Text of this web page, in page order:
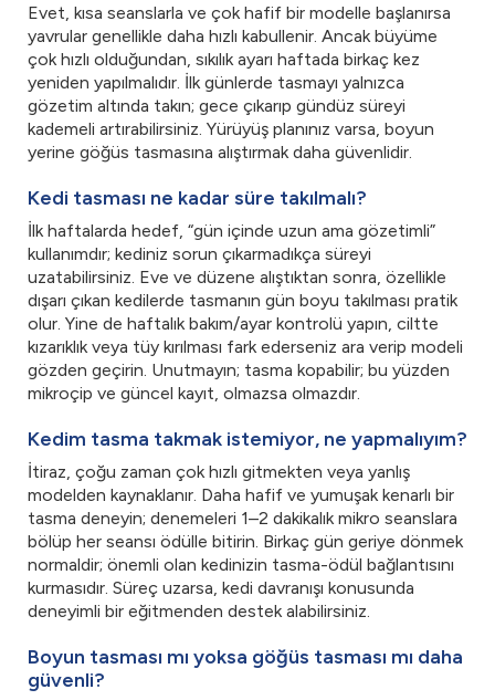
Evet, kısa seanslarla ve çok hafif bir modelle başlanırsa
yavrular genellikle daha hızlı kabullenir. Ancak büyüme
çok hızlı olduğundan, sıkılık ayarı haftada birkaç kez
yeniden yapılmalıdır. İlk günlerde tasmayı yalnızca
gözetim altında takın; gece çıkarıp gündüz süreyi
kademeli artırabilirsiniz. Yürüyüş planınız varsa, boyun
yerine göğüs tasmasına alıştırmak daha güvenlidir.
Kedi tasması ne kadar süre takılmalı?
İlk haftalarda hedef, “gün içinde uzun ama gözetimli”
kullanımdır; kediniz sorun çıkarmadıkça süreyi
uzatabilirsiniz. Eve ve düzene alıştıktan sonra, özellikle
dışarı çıkan kedilerde tasmanın gün boyu takılması pratik
olur. Yine de haftalık bakım/ayar kontrolü yapın, ciltte
kızarıklık veya tüy kırılması fark ederseniz ara verip modeli
gözden geçirin. Unutmayın; tasma kopabilir; bu yüzden
mikroçip ve güncel kayıt, olmazsa olmazdır.
Kedim tasma takmak istemiyor, ne yapmalıyım?
İtiraz, çoğu zaman çok hızlı gitmekten veya yanlış
modelden kaynaklanır. Daha hafif ve yumuşak kenarlı bir
tasma deneyin; denemeleri 1–2 dakikalık mikro seanslara
bölüp her seansı ödülle bitirin. Birkaç gün geriye dönmek
normaldir; önemli olan kedinizin tasma-ödül bağlantısını
kurmasıdır. Süreç uzarsa, kedi davranışı konusunda
deneyimli bir eğitmenden destek alabilirsiniz.
Boyun tasması mı yoksa göğüs tasması mı daha
güvenli?